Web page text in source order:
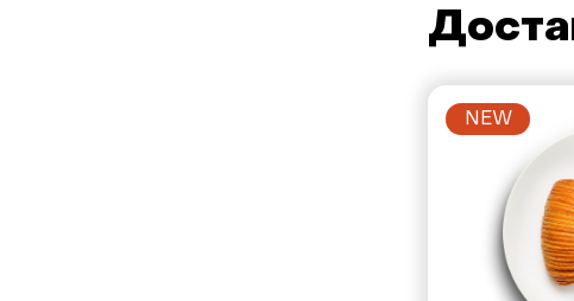
NEW